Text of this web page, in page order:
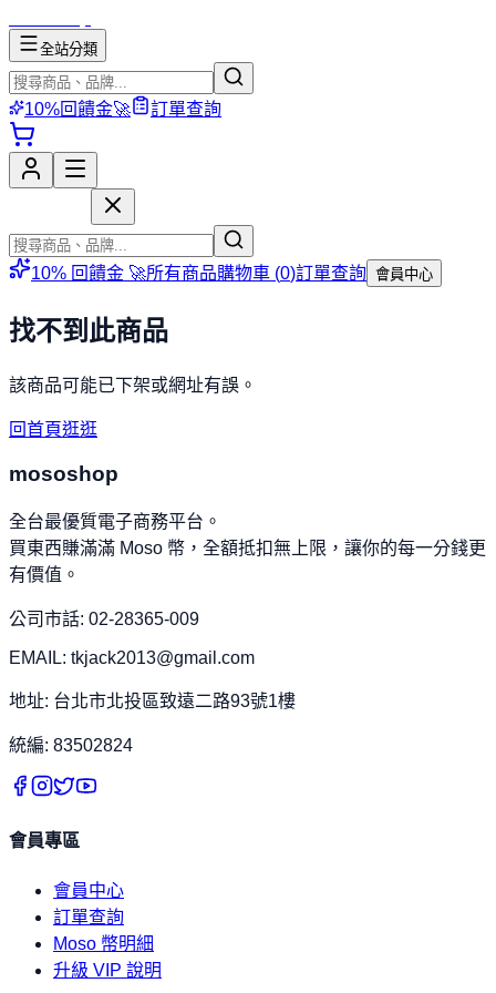
全站分類
10%回饋金🚀 訂單查詢
10% 回饋金 🚀所有商品購物車 (0)訂單查詢 會員中心
找不到此商品
該商品可能已下架或網址有誤。
回首頁逛逛
mososhop
全台最優質電子商務平台。
買東西賺滿滿 Moso 幣，全額抵扣無上限，讓你的每一分錢更
有價值。
公司市話: 02-28365-009
EMAIL: tkjack2013@gmail.com
地址: 台北市北投區致遠二路93號1樓
統編: 83502824
會員專區
會員中心
訂單查詢
Moso 幣明細
升級 VIP 說明